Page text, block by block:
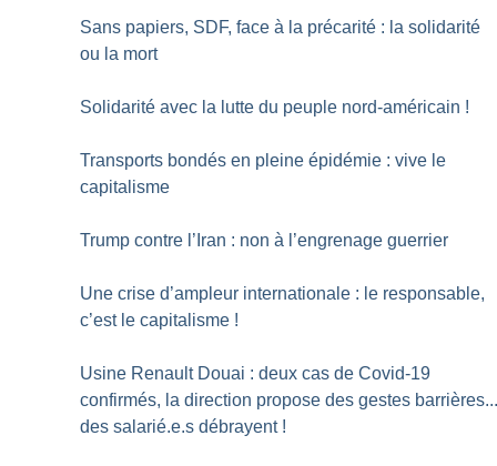
Sans papiers, SDF, face à la précarité : la solidarité
ou la mort
Solidarité avec la lutte du peuple nord-américain !
Transports bondés en pleine épidémie : vive le
capitalisme
Trump contre l’Iran : non à l’engrenage guerrier
Une crise d’ampleur internationale : le responsable,
c’est le capitalisme !
Usine Renault Douai : deux cas de Covid-19
confirmés, la direction propose des gestes
des salarié.e.s débrayent !